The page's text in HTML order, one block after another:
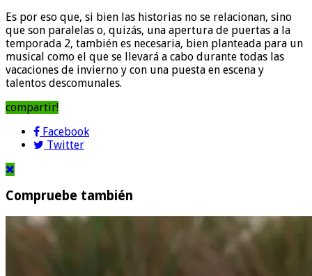
Es por eso que, si bien las historias no se relacionan, sino
que son paralelas o, quizás, una apertura de puertas a la
temporada 2, también es necesaria, bien planteada para un
musical como el que se llevará a cabo durante todas las
vacaciones de invierno y con una puesta en escena y
talentos descomunales.
compartir!
Facebook
Twitter
Compruebe también